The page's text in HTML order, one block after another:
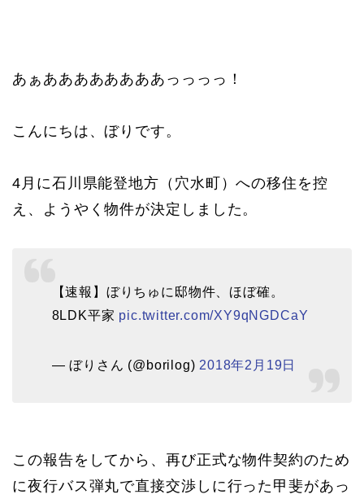
あぁああああああああっっっっ！
こんにちは、ぼりです。
4月に石川県能登地方（穴水町）への移住を控
え、ようやく物件が決定しました。
【速報】ぼりちゅに邸物件、ほぼ確。
8LDK平家 pic.twitter.com/XY9qNGDCaY
— ぼりさん (@borilog) 2018年2月19日
この報告をしてから、再び正式な物件契約のため
に夜行バス弾丸で直接交渉しに行った甲斐があっ